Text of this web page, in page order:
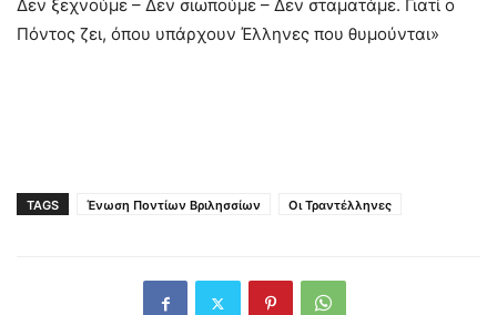
Δεν ξεχνούμε – Δεν σιωπούμε – Δεν σταματάμε. Γιατί ο
Πόντος ζει, όπου υπάρχουν Έλληνες που θυμούνται»
TAGS Ένωση Ποντίων Βριλησσίων Οι Τραντέλληνες